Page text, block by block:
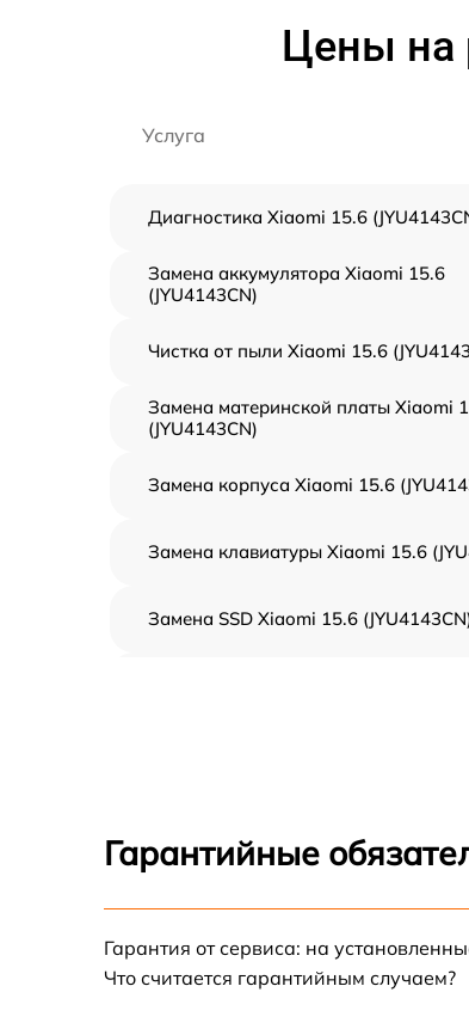
Цены на
Услуга
Диагностика Xiaomi 15.6
Замена аккумулятора Xiaomi 15.6
(JYU4143CN)
Чистка от пыли Xiaomi 15.6
Замена материнской платы Xiaomi
(JYU4143CN)
Замена корпуса Xiaomi 15.6
Замена клавиатуры Xiaomi 15.6
Замена SSD Xiaomi 15.6
Замена термопасты Xiaomi 15.6
Гарантийные
Гарантия от сервиса: на
Что считается гарантийным случаем?